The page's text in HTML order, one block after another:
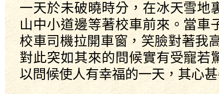
一天於未破曉時分，在冰天雪地
山中小道邊等著校車前來。當車
校車司機拉開車窗，笑臉對著我
對此突如其來的問候實有受寵若
以問候使人有幸福的一天，其心